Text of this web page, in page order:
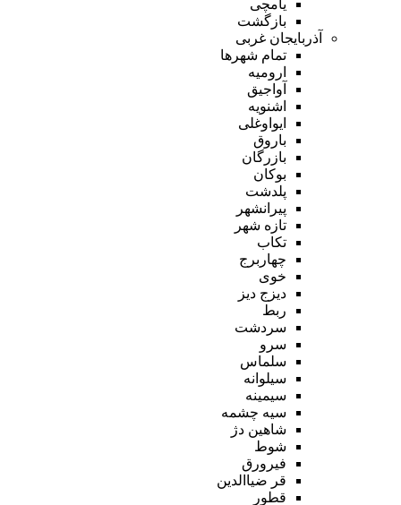
یامچی
بازگشت
آذربایجان غربی
تمام شهر‌ها
ارومیه
آواجیق
اشنویه
ایواوغلی
باروق
بازرگان
بوکان
پلدشت
پیرانشهر
تازه شهر
تکاب
چهاربرج
خوی
دیزج دیز
ربط
سردشت
سرو
سلماس
سیلوانه
سیمینه
سیه چشمه
شاهین دژ
شوط
فیرورق
قر ضیاالدین
قطور